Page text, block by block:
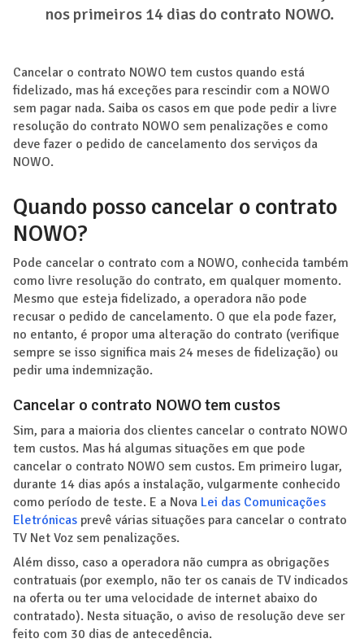
nos primeiros 14 dias do contrato NOWO.
Cancelar o contrato NOWO tem custos quando está
fidelizado, mas há exceções para rescindir com a NOWO
sem pagar nada. Saiba os casos em que pode pedir a livre
resolução do contrato NOWO sem penalizações e como
deve fazer o pedido de cancelamento dos serviços da
NOWO.
Quando posso cancelar o contrato
NOWO?
Pode cancelar o contrato com a NOWO, conhecida também
como livre resolução do contrato, em qualquer momento.
Mesmo que esteja fidelizado, a operadora não pode
recusar o pedido de cancelamento. O que ela pode fazer,
no entanto, é propor uma alteração do contrato (verifique
sempre se isso significa mais 24 meses de fidelização) ou
pedir uma indemnização.
Cancelar o contrato NOWO tem custos
Sim, para a maioria dos clientes cancelar o contrato NOWO
tem custos. Mas há algumas situações em que pode
cancelar o contrato NOWO sem custos. Em primeiro lugar,
durante 14 dias após a instalação, vulgarmente conhecido
como período de teste. E a Nova Lei das Comunicações
Eletrónicas prevê várias situações para cancelar o contrato
TV Net Voz sem penalizações.
Além disso, caso a operadora não cumpra as obrigações
contratuais (por exemplo, não ter os canais de TV indicados
na oferta ou ter uma velocidade de internet abaixo do
contratado). Nesta situação, o aviso de resolução deve ser
feito com 30 dias de antecedência.